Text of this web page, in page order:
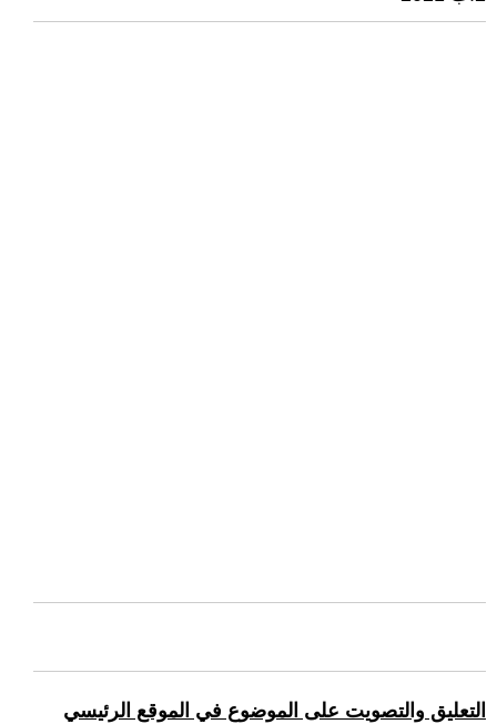
التعليق والتصويت على الموضوع في الموقع الرئيسي